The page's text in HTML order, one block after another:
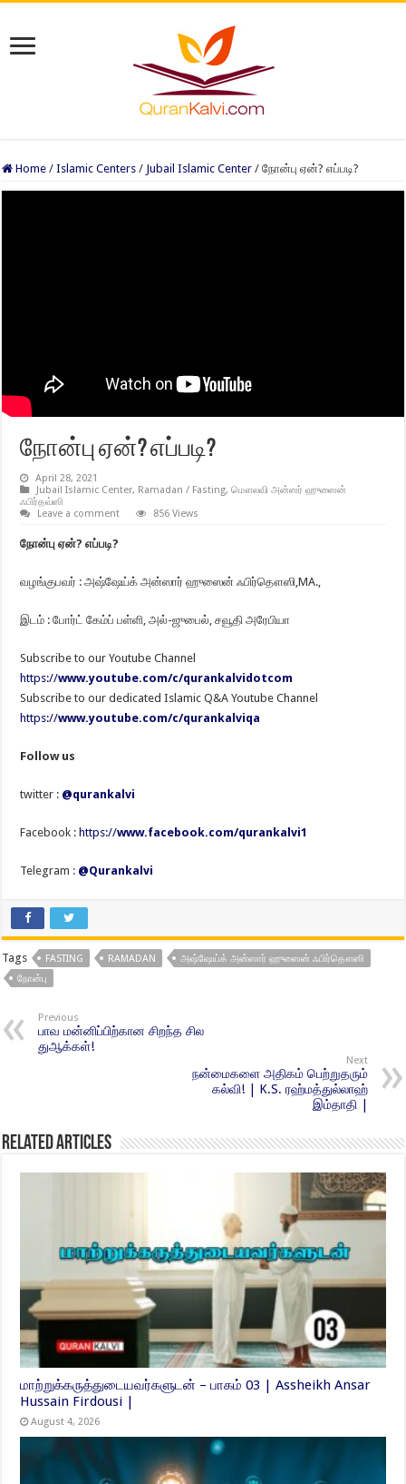
Home / Islamic Centers / Jubail Islamic Center / நோன்பு ஏன்? எப்படி?
நோன்பு ஏன்? எப்படி?
April 28, 2021
Jubail Islamic Center, Ramadan / Fasting,மௌலவி அன்ஸர் ஹுஸைன்
ஃபிர்தவ்ஸி
Leave a comment
856 Views
நோன்பு ஏன்? எப்படி?
வழங்குபவர் : அஷ்ஷேய்க் அன்ஸார் ஹுஸைன் ஃபிர்தௌஸி,MA.,
இடம் : போர்ட் கேம்ப் பள்ளி, அல்-ஜுபைல், சவூதி அரேபியா
Subscribe to our Youtube Channel
https://www.youtube.com/c/qurankalvidotcom
Subscribe to our dedicated Islamic Q&A Youtube Channel
https://www.youtube.com/c/qurankalviqa
Follow us
twitter : @qurankalvi
Facebook : https://www.facebook.com/qurankalvi1
Telegram : @Qurankalvi
Tags FASTING RAMADAN
அஷ்ஷேய்க் அன்ஸார் ஹுஸைன் ஃபிர்தௌஸி
நோன்பு
Previous
பாவ மன்னிப்பிற்கான சிறந்த சில
துஆக்கள்!
Next
நன்மைகளை அதிகம் பெற்றுதரும்
கல்வி! | K.S. ரஹ்மத்துல்லாஹ்
இம்தாதி |
Related Articles
மாற்றுக்கருத்துடையவர்களுடன் – பாகம் 03 | Assheikh Ansar
Hussain Firdousi |
August 4, 2026